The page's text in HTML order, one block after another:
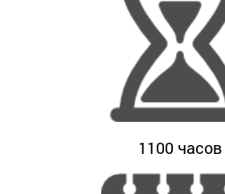
1100 часов